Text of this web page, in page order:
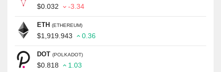
$0.032 -3.34
ETH (ETHEREUM)
$1,919.943 0.36
DOT (POLKADOT)
$0.818 1.03